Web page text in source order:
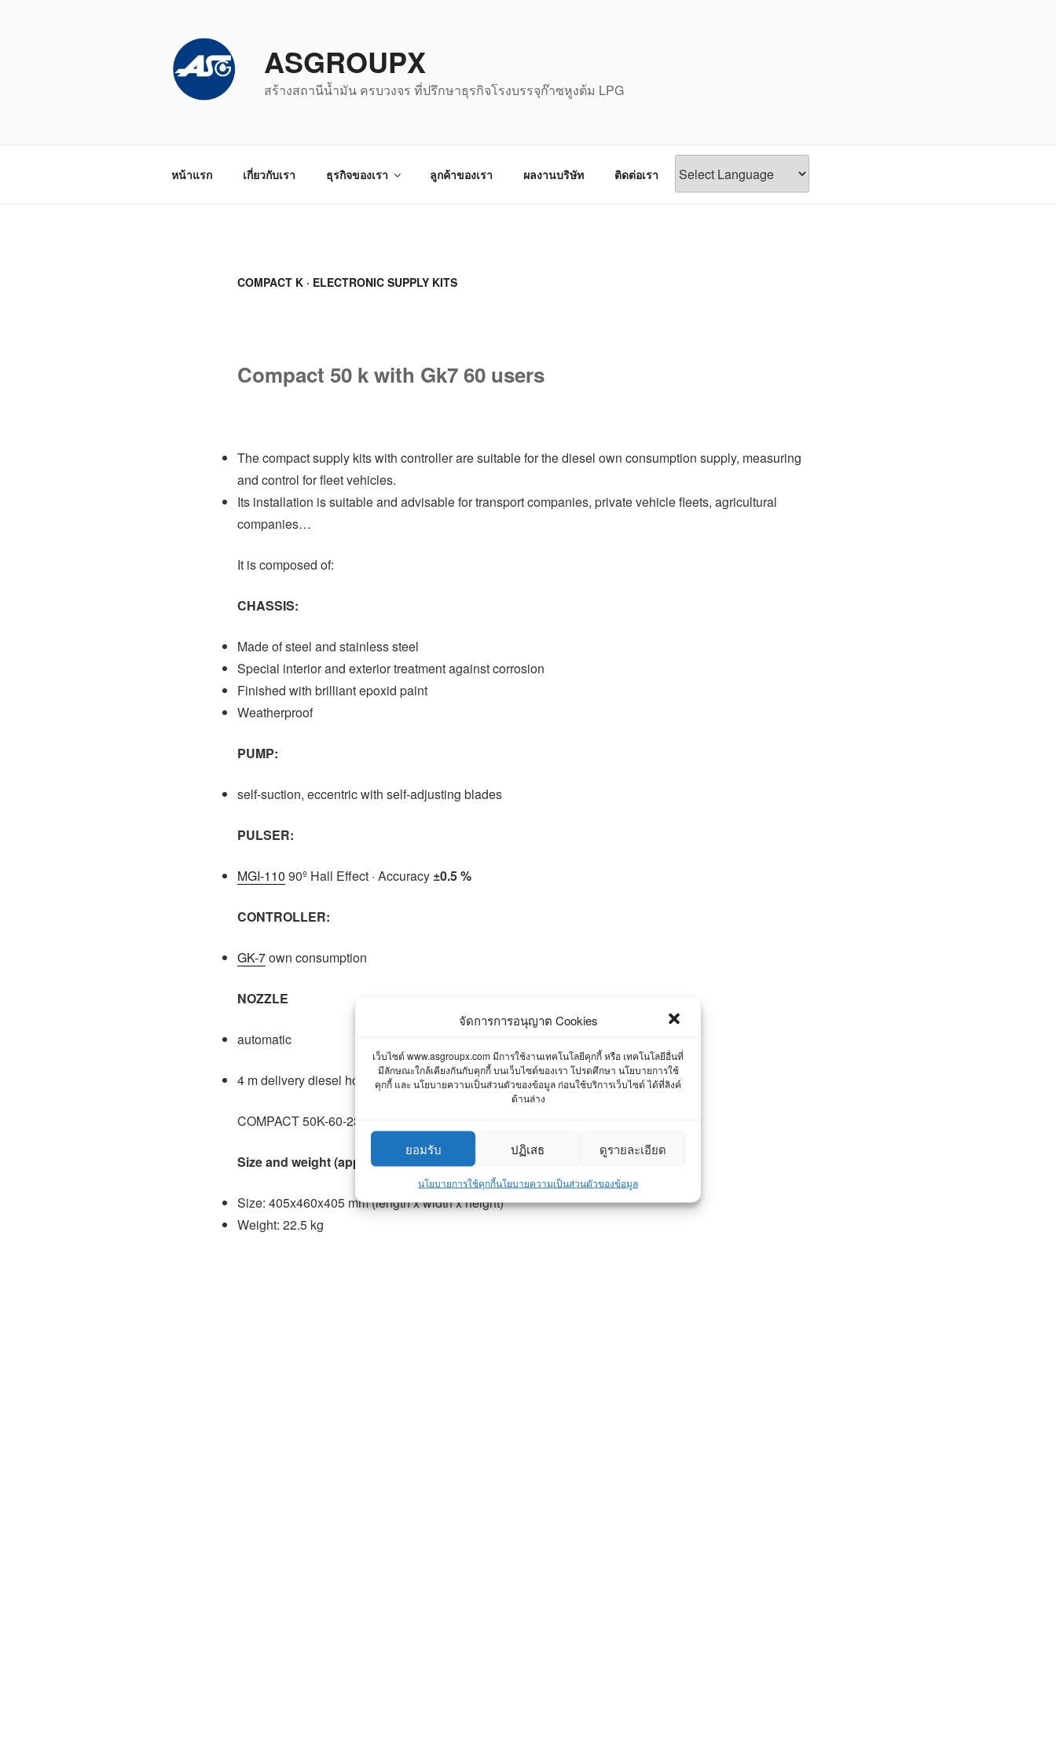
จัดการการอนุญาต Cookies
เว็บไซต์ www.asgroupx.com มีการใช้งานเทคโนโลยีคุกกี้ หรือ เทคโนโลยีอื่นที่
มีลักษณะใกล้เคียงกันกับคุกกี้ บนเว็บไซต์ของเรา โปรดศึกษา นโยบายการใช้
คุกกี้ และ นโยบายความเป็นส่วนตัวของข้อมูล ก่อนใช้บริการเว็บไซต์ ได้ที่ลิงค์
ด้านล่าง
ยอมรับ ปฏิเสธ ดูรายละเอียด
นโยบายการใช้คุกกี้นโยบายความเป็นส่วนตัวของข้อมูล
ASGROUPX
สร้างสถานีน้ำมัน ครบวงจร ที่ปรึกษาธุรกิจโรงบรรจุก๊าซหูงต้ม LPG
หน้าแรก เกี่ยวกับเรา ธุรกิจของเรา ลูกค้าของเรา ผลงานบริษัท ติดต่อเรา
COMPACT K · ELECTRONIC SUPPLY KITS
Compact 50 k with Gk7 60 users
The compact supply kits with controller are suitable for the diesel own consumption supply, measuring
and control for fleet vehicles.
Its installation is suitable and advisable for transport companies, private vehicle fleets, agricultural
companies…
It is composed of:
CHASSIS:
Made of steel and stainless steel
Special interior and exterior treatment against corrosion
Finished with brilliant epoxid paint
Weatherproof
PUMP:
self-suction, eccentric with self-adjusting blades
PULSER:
MGI-110 90º Hall Effect · Accuracy ±0.5 %
CONTROLLER:
GK-7own consumption
NOZZLE
automatic
4 m delivery diesel hose double layer, with adapters in both ends
COMPACT 50K-60-230 V · 60 users · 200 services28540-CF00000
Size and weight (approx.):
Size: 405x460x405 mm (length x width x height)
Weight: 22.5 kg